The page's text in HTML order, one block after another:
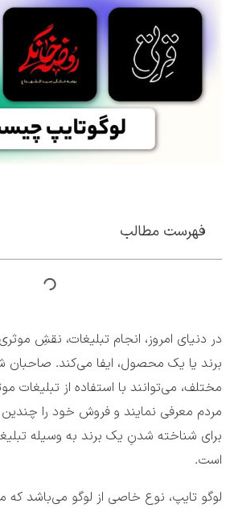
فهرست مطالب
در دنیای امروز، انجام تبلیغات، نقشِ
برند یا یک محصول، ایفا می‌کند. صاحبان
مختلف، می‌توانند با استفاده از تبلیغات
مردم معرفی نمایند و فروش خود را چندین
برای شناخته شدنِ یک برند به وسیله
است.
لوگو تایپ، نوع خاصی از لوگو می‌باشد